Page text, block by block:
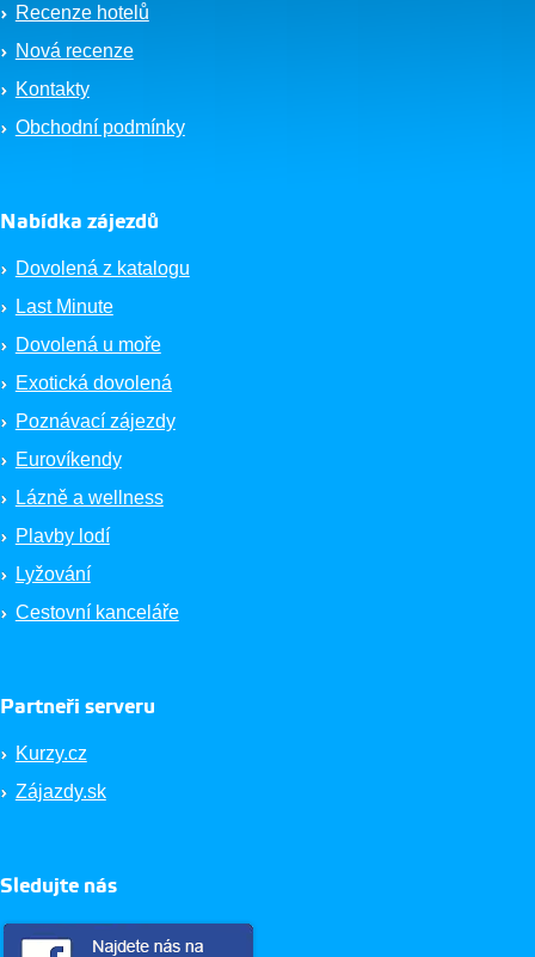
Recenze hotelů
Nová recenze
Kontakty
Obchodní podmínky
Nabídka zájezdů
Dovolená z katalogu
Last Minute
Dovolená u moře
Exotická dovolená
Poznávací zájezdy
Eurovíkendy
Lázně a wellness
Plavby lodí
Lyžování
Cestovní kanceláře
Partneři serveru
Kurzy.cz
Zájazdy.sk
Sledujte nás